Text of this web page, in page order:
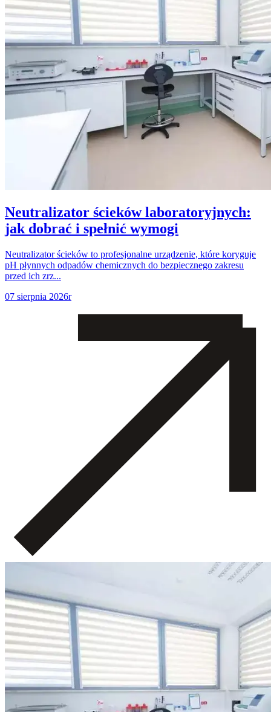
Neutralizator ścieków laboratoryjnych:
jak dobrać i spełnić wymogi
Neutralizator ścieków to profesjonalne urządzenie, które koryguje
pH płynnych odpadów chemicznych do bezpiecznego zakresu
przed ich zrz...
07 sierpnia 2026r